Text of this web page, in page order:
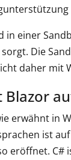
in einer
Die
daher mit
erwähnt in
ist
eröffnet. C#